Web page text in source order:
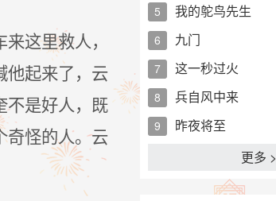
这里救人，
他起来了，云
不是好人，既
奇怪的人。云
5 我的鸵鸟先生
6 九门
7 这一秒过火
8 兵自风中来
9
昨夜将至
更多 >